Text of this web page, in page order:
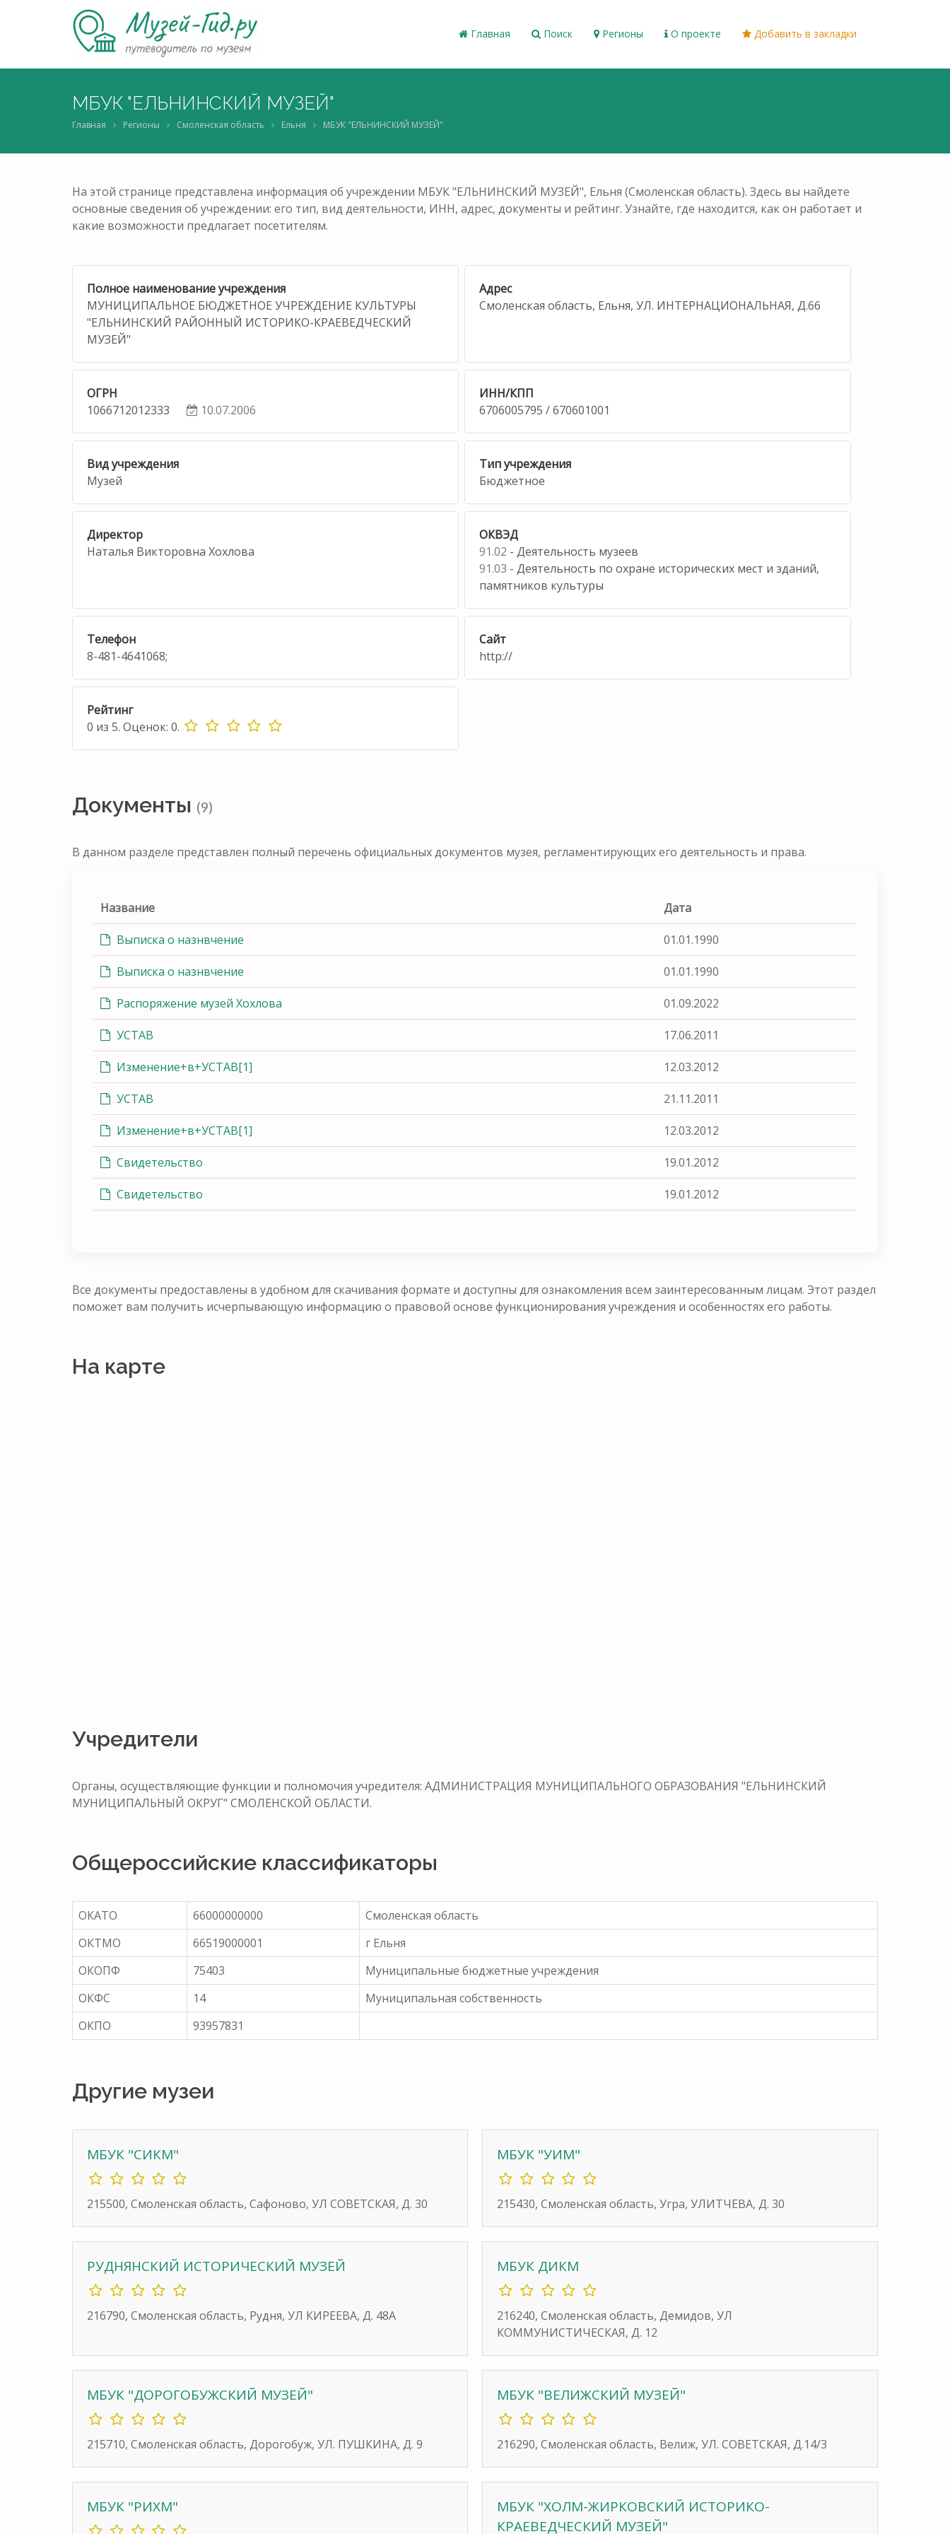
Главная Поиск Регионы О проекте Добавить в закладки
МБУК "ЕЛЬНИНСКИЙ МУЗЕЙ"
Главная Регионы Смоленская область Ельня МБУК "ЕЛЬНИНСКИЙ МУЗЕЙ"
На этой странице представлена информация об учреждении МБУК "ЕЛЬНИНСКИЙ МУЗЕЙ", Ельня (Смоленская область). Здесь вы найдете
основные сведения об учреждении: его тип, вид деятельности, ИНН, адрес, документы и рейтинг. Узнайте, где находится, как он работает и
какие возможности предлагает посетителям.
Полное наименование учреждения
МУНИЦИПАЛЬНОЕ БЮДЖЕТНОЕ УЧРЕЖДЕНИЕ КУЛЬТУРЫ
"ЕЛЬНИНСКИЙ РАЙОННЫЙ ИСТОРИКО-КРАЕВЕДЧЕСКИЙ
МУЗЕЙ"
Адрес
Смоленская область, Ельня, УЛ. ИНТЕРНАЦИОНАЛЬНАЯ, Д.66
ОГРН
1066712012333
10.07.2006
ИНН/КПП
6706005795 / 670601001
Вид учреждения
Музей
Тип учреждения
Бюджетное
Директор
Наталья Викторовна Хохлова
ОКВЭД
91.02 - Деятельность музеев
91.03 - Деятельность по охране исторических мест и зданий,
памятников культуры
Телефон
8-481-4641068;
Сайт
http://
Рейтинг
0 из 5. Оценок: 0.
Документы (9)
В данном разделе представлен полный перечень официальных документов музея, регламентирующих его деятельность и права.
Название Дата
Выписка о назнвчение 01.01.1990
Выписка о назнвчение 01.01.1990
Распоряжение музей Хохлова 01.09.2022
УСТАВ 17.06.2011
Изменение+в+УСТАВ[1] 12.03.2012
УСТАВ 21.11.2011
Изменение+в+УСТАВ[1] 12.03.2012
Свидетельство 19.01.2012
Свидетельство 19.01.2012
Все документы предоставлены в удобном для скачивания формате и доступны для ознакомления всем заинтересованным лицам. Этот раздел
поможет вам получить исчерпывающую информацию о правовой основе функционирования учреждения и особенностях его работы.
На карте
Учредители
Органы, осуществляющие функции и полномочия учредителя: АДМИНИСТРАЦИЯ МУНИЦИПАЛЬНОГО ОБРАЗОВАНИЯ "ЕЛЬНИНСКИЙ
МУНИЦИПАЛЬНЫЙ ОКРУГ" СМОЛЕНСКОЙ ОБЛАСТИ.
Общероссийские классификаторы
ОКАТО 66000000000
Смоленская область
ОКТМО
66519000001
г Ельня
ОКОПФ
75403
Муниципальные бюджетные учреждения
ОКФС
14
Муниципальная собственность
ОКПО
93957831
Другие музеи
МБУК "СИКМ"
215500, Смоленская область, Сафоново, УЛ СОВЕТСКАЯ, Д. 30
МБУК "УИМ"
215430, Смоленская область, Угра, УЛИТЧЕВА, Д. 30
РУДНЯНСКИЙ ИСТОРИЧЕСКИЙ МУЗЕЙ
216790, Смоленская область, Рудня, УЛ КИРЕЕВА, Д. 48А
МБУК ДИКМ
216240, Смоленская область, Демидов, УЛ
КОММУНИСТИЧЕСКАЯ, Д. 12
МБУК "ДОРОГОБУЖСКИЙ МУЗЕЙ"
215710, Смоленская область, Дорогобуж, УЛ. ПУШКИНА, Д. 9
МБУК "ВЕЛИЖСКИЙ МУЗЕЙ"
216290, Смоленская область, Велиж, УЛ. СОВЕТСКАЯ, Д.14/3
МБУК "РИХМ"
МБУК "ХОЛМ-ЖИРКОВСКИЙ ИСТОРИКО-
КРАЕВЕДЧЕСКИЙ МУЗЕЙ"